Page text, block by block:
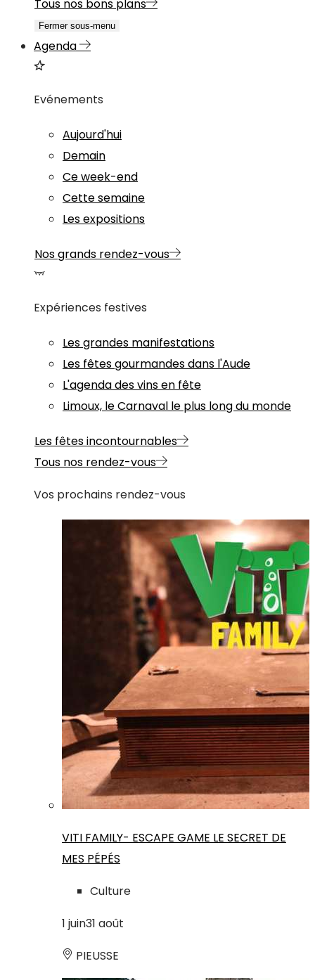
Tous nos bons plans
Fermer sous-menu
Agenda
Evénements
Aujourd'hui
Demain
Ce week-end
Cette semaine
Les expositions
Nos grands rendez-vous
Expériences festives
Les grandes manifestations
Les fêtes gourmandes dans l'Aude
L'agenda des vins en fête
Limoux, le Carnaval le plus long du monde
Les fêtes incontournables
Tous nos rendez-vous
Vos prochains rendez-vous
VITI FAMILY- ESCAPE GAME LE SECRET DE
MES PÉPÉS
Culture
1 juin31 août
PIEUSSE